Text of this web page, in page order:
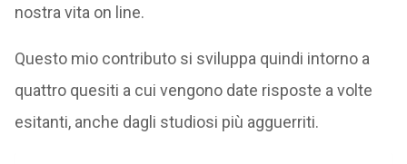
nostra vita on line.
Questo mio contributo si sviluppa quindi intorno a
quattro quesiti a cui vengono date risposte a volte
esitanti, anche dagli studiosi più agguerriti.